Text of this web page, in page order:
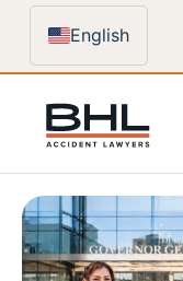
English